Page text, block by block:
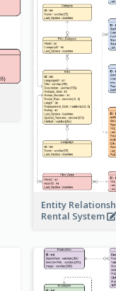
Entity
Rental System